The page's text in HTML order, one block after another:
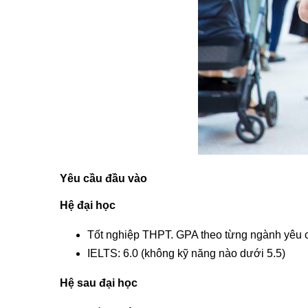
Yêu cầu đầu vào
Hệ đại học
Tốt nghiệp THPT. GPA theo từng ngành yêu
IELTS: 6.0 (không kỹ năng nào dưới 5.5)
Hệ sau đại học